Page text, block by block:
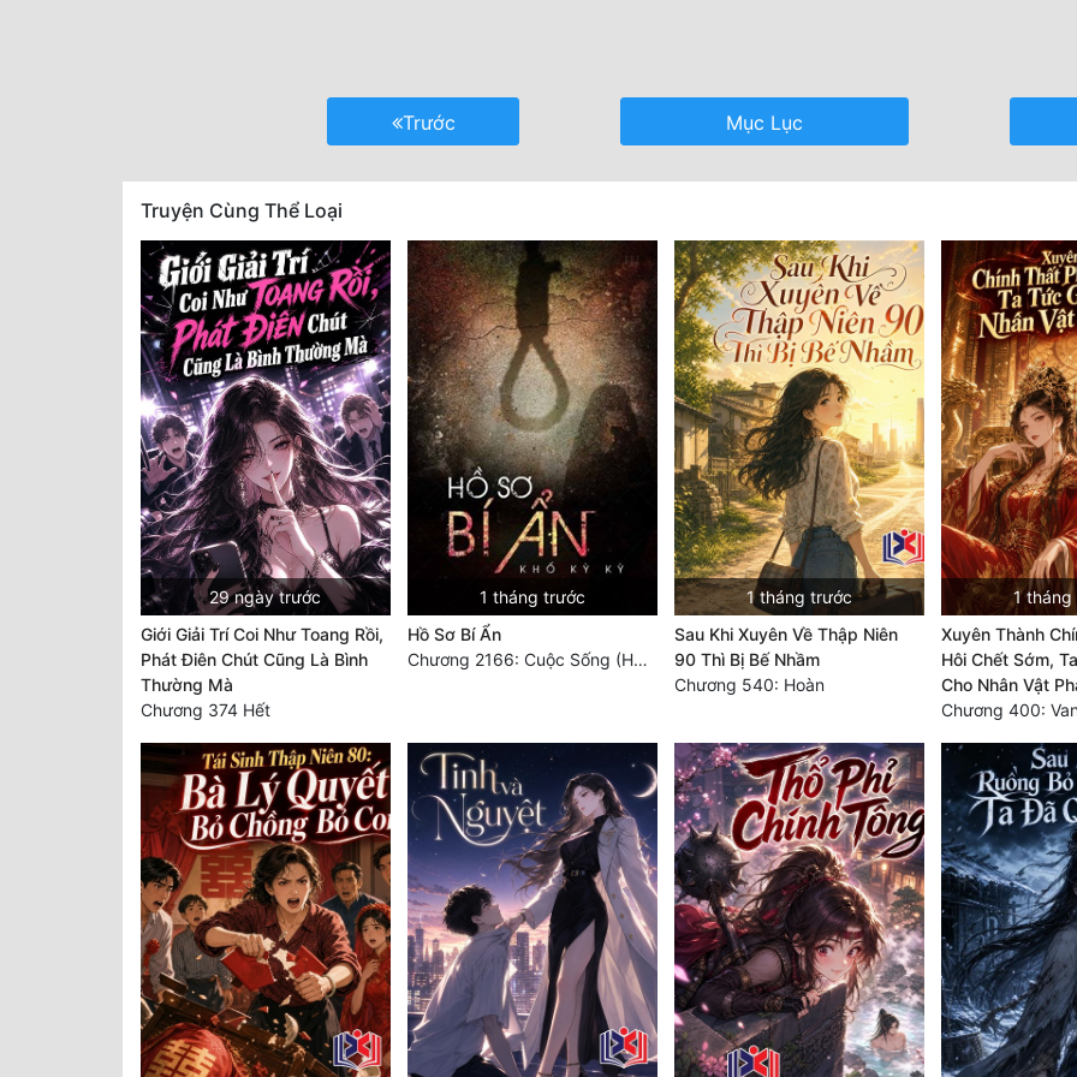
Trước Mục Lục
Truyện Cùng Thể Loại
29 ngày trước
Giới Giải Trí Coi Như Toang Rồi,
Phát Điên Chút Cũng Là Bình
Thường Mà
Chương 374 Hết
1 tháng trước
Hồ Sơ Bí Ẩn
Chương 2166: Cuộc Sống (Hoàn)
1 tháng trước
Sau Khi Xuyên Về Thập Niên
90 Thì Bị Bế Nhầm
Chương 540: Hoàn
1
Xuyên Thành
Hôi Chết Sớm,
Cho Nhân Vật